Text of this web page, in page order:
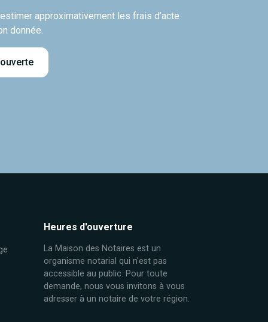
approximativement les frais d’acte
donnée.
Heures d'ouverture
La Maison des Notaires est un
organisme notarial qui n'est pas
accessible au public. Pour toute
demande, nous vous invitons à vous
adresser à un notaire de votre région.